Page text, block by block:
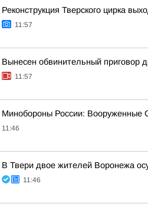
Реконструкция Тверского цирка
11:57
Вынесен обвинительный приговор
11:57
Минобороны России: Вооруженные
11:46
В Твери двое жителей Воронежа
11:46